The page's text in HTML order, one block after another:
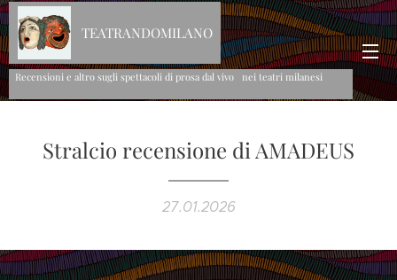
TEATRANDOMILANO
Recensioni e altro sugli spettacoli di prosa dal vivo nei teatri milanesi
Stralcio recensione di AMADEUS
27.01.2026